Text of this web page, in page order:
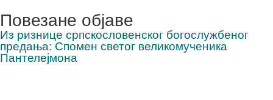
Повезане објаве
Из ризнице српскословенског богослужбеног
предања: Спомен светог великомученика
Пантелејмона